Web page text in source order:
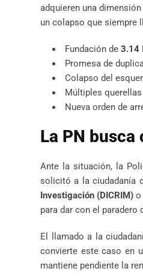
adquieren una
un colapso que siempre
Fundación de 3.14
Promesa de
Colapso del
Múltiples
Nueva orden de
La PN
Ante la situación, la
solicitó a la ciudadanía
Investigación (DICRIM) o
para dar con el
El llamado a la
convierte este caso en
mantiene pendiente la